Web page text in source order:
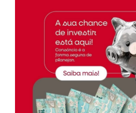
Carrossel
Cartões Interativos
Convites Interativos